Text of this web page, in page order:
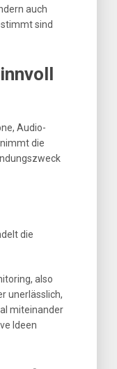
auch
sind
Audio-
die
die
also
unerlässlich,
miteinander
Ideen